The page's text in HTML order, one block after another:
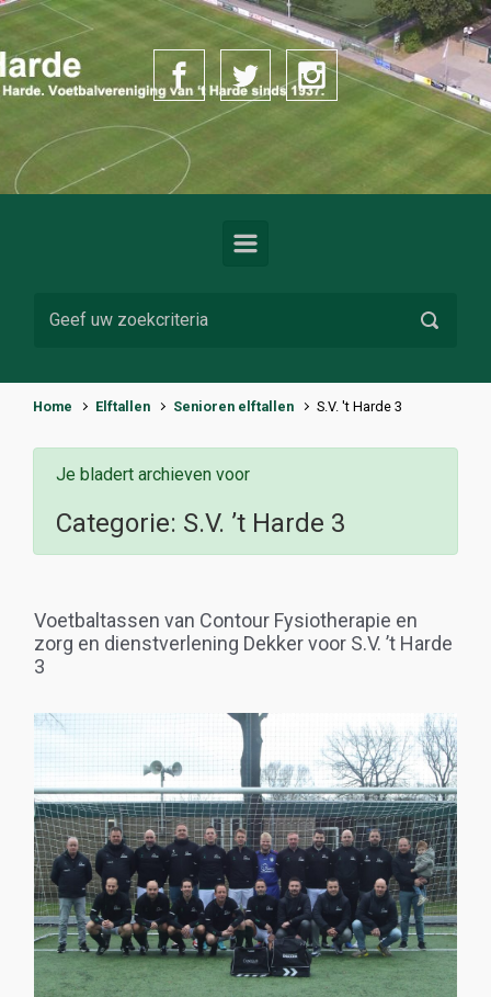
Spring naar de hoofdinhoud
Home Elftallen Senioren elftallen S.V. 't Harde 3
Je bladert archieven voor
Categorie: S.V. ’t Harde 3
Voetbaltassen van Contour Fysiotherapie en
zorg en dienstverlening Dekker voor S.V. ’t Harde
3